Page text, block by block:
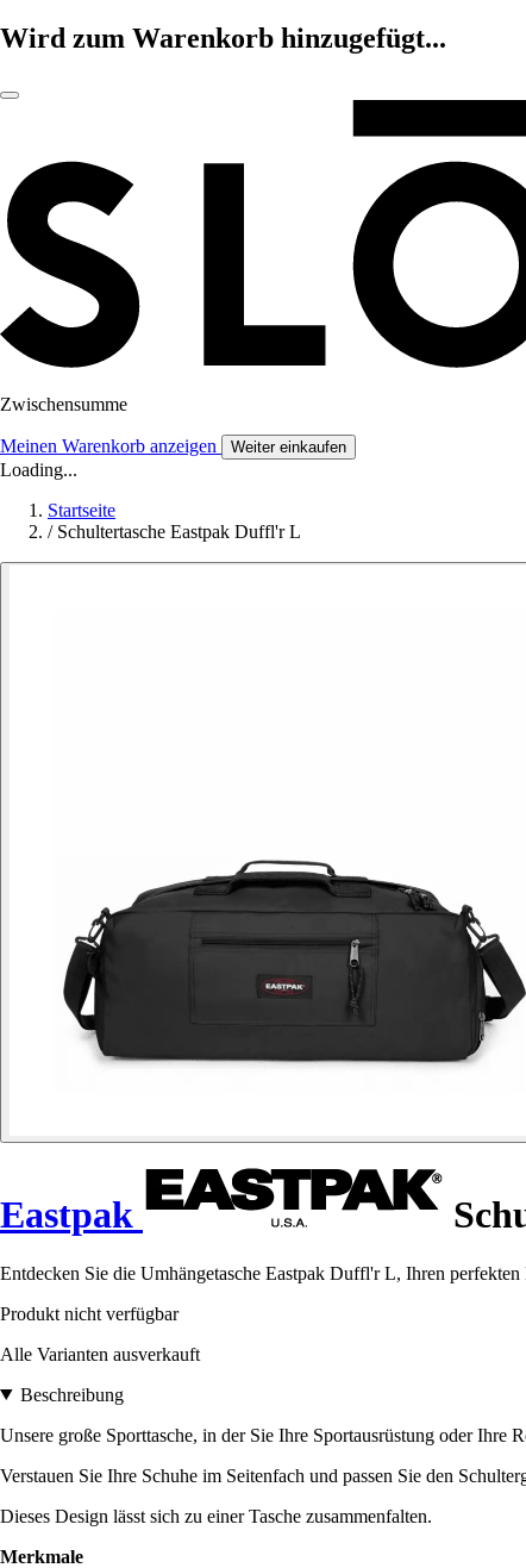
Wird zum Warenkorb hinzugefügt...
Zwischensumme
Meinen Warenkorb anzeigen Weiter einkaufen
Loading...
Startseite
/ Schultertasche Eastpak Duffl'r L
Eastpak
Entdecken Sie die Umhängetasche Eastpak Duffl'r L, Ihren
Produkt nicht verfügbar
Alle Varianten ausverkauft
Beschreibung
Unsere große Sporttasche, in der Sie Ihre Sportausrüstung oder Ihre
Verstauen Sie Ihre Schuhe im Seitenfach und passen Sie den
Dieses Design lässt sich zu einer Tasche zusammenfalten.
Merkmale